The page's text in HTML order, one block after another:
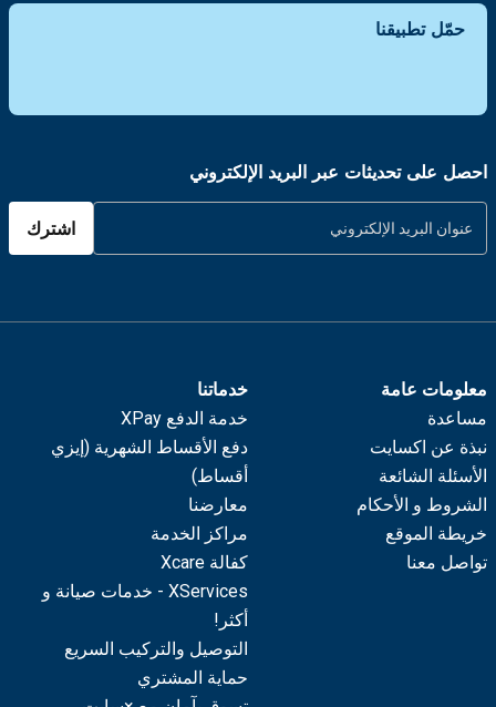
حمّل تطبيقنا
احصل على تحديثات عبر البريد الإلكتروني
اشترك
معلومات عامة
مساعدة
نبذة عن اكسايت
الأسئلة الشائعة
الشروط و الأحكام
خريطة الموقع
تواصل معنا
خدماتنا
خدمة الدفع XPay
دفع الأقساط الشهرية (إيزي
أقساط)
معارضنا
مراكز الخدمة
كفالة Xcare
XServices - خدمات صيانة و
أكثر!
التوصيل والتركيب السريع
حماية المشتري